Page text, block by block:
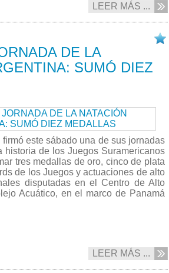
LEER MÁS ...
DE LA
SUMÓ DIEZ
este sábado una de sus jornadas
historia de los Juegos Suramericanos
tres medallas de oro, cinco de plata
de los Juegos y actuaciones de alto
disputadas en el Centro de Alto
Acuático, en el marco de Panamá
LEER MÁS ...